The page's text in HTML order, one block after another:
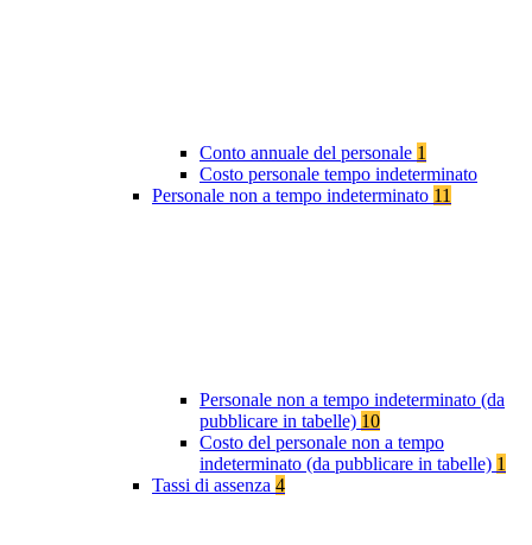
Conto annuale del personale 1
Costo personale tempo indeterminato
Personale non a tempo indeterminato 11
Personale non a tempo indeterminato (da
pubblicare in tabelle) 10
Costo del personale non a tempo
indeterminato (da pubblicare in tabelle) 1
Tassi di assenza 4